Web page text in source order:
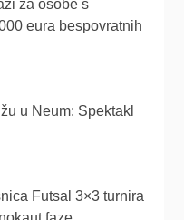
za osobe s
eura bespovratnih
u Neum: Spektakl
Futsal 3×3 turnira